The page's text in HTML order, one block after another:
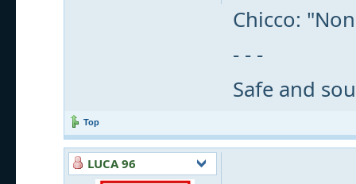
Chicco:
- - -
Safe and
Top
LUCA 96